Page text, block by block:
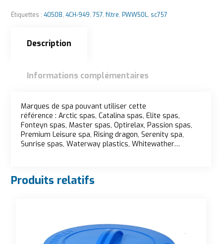
Étiquettes : 40508, 4CH-949, 757, filtre, PWW50L, sc757
Description
Informations complémentaires
Description
Marques de spa pouvant utiliser cette
référence : Arctic spas, Catalina spas, Elite spas,
Fonteyn spas, Master spas, Optirelax, Passion spas,
Premium Leisure spa, Rising dragon, Serenity spa,
Sunrise spas, Waterway plastics, Whitewather…
Produits relatifs